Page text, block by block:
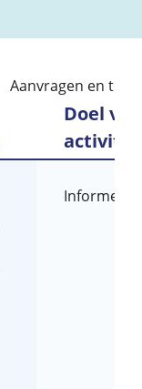
Aanvragen en
Doel van
Informeren